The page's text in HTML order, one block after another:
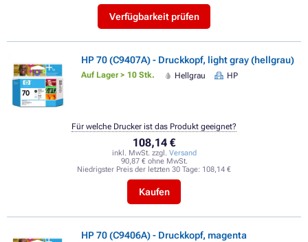
Verfügbarkeit prüfen
HP 70 (C9407A) - Druckkopf, light gray (hellgrau)
Auf Lager > 10 Stk. Hellgrau HP
108,14 €
inkl. MwSt. zzgl. Versand
90,87 € ohne MwSt.
Niedrigster Preis der letzten 30 Tage: 108,14 €
Kaufen
Für welche Drucker ist das Produkt geeignet?
HP 70 (C9406A) - Druckkopf, magenta